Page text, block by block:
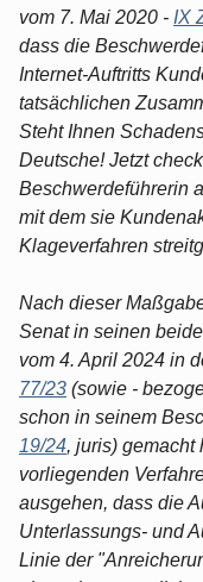
vom 7. Mai 2020 - IX
dass die
Internet-Auftritts
tatsächlichen
Steht Ihnen
Deutsche! Jetzt
Beschwerdeführerin
mit dem sie
Klageverfahren
Nach dieser
Senat in seinen
vom 4. April 2024 in
77/23 (sowie -
schon in seinem
19/24, juris) gemacht
vorliegenden
ausgehen, dass die
Unterlassungs- und
Linie der